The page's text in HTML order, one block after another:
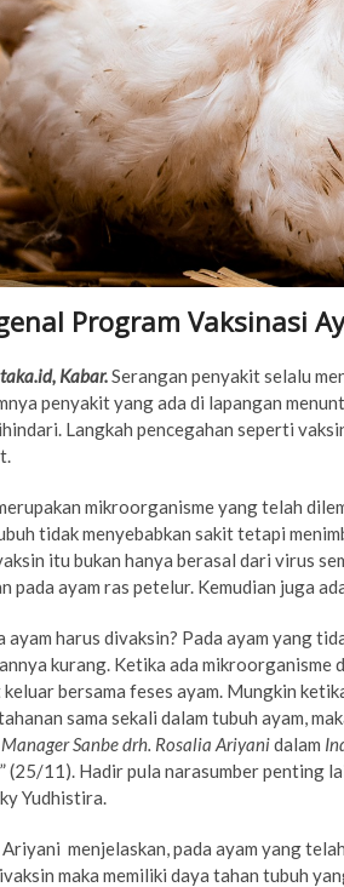
Program Vaksinasi
Kabar.Serangan penyakit selalu
penyakit yang ada di lapangan
Langkah pencegahan seperti
mikroorganisme yang telah
tidak menyebabkan sakit tetapi
itu bukan hanya berasal dari virus
pada ayam ras petelur. Kemudian juga
ayam harus divaksin? Pada ayam yang
kurang. Ketika ada mikroorganisme
bersama feses ayam. Mungkin
sama sekali dalam tubuh ayam,
Sanbe drh. Rosalia Ariyanidalam
(25/11). Hadir pula narasumber penting
Yudhistira.
menjelaskan, pada ayam yang
maka memiliki daya tahan tubuh